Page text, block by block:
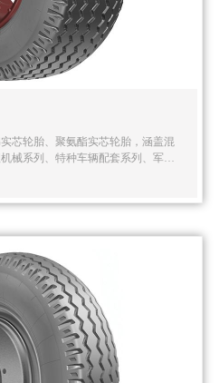
轮胎、聚氨酯实芯轮胎，涵盖混
械系列、特种车辆配套系列、军用